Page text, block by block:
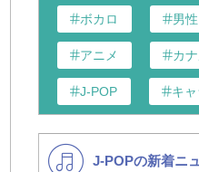
ボカロ 男
アニメ カ
J-POP キ
K-POP 演歌
J-POPの新着ニ